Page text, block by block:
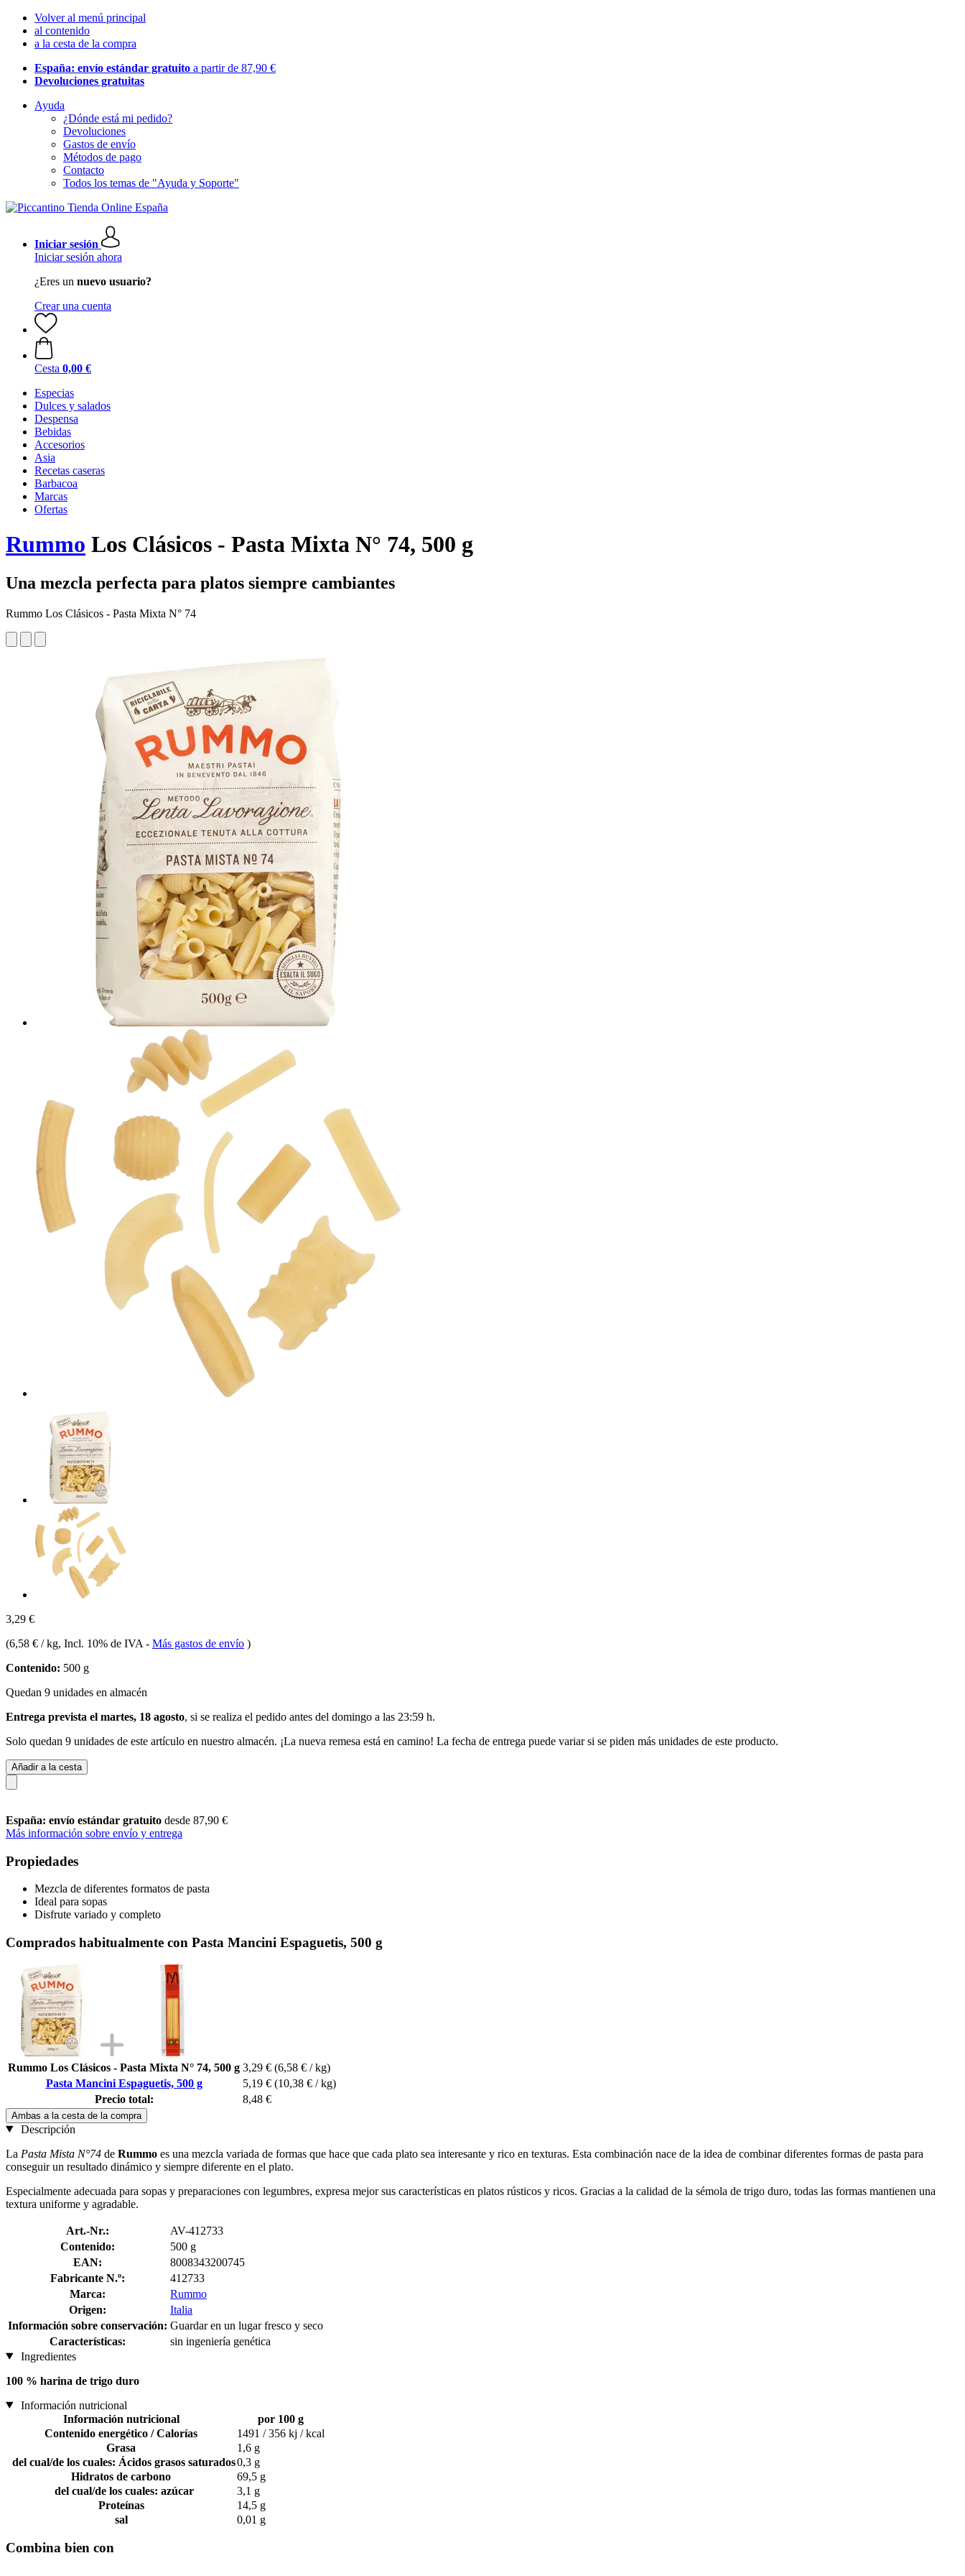
Volver al menú principal
al contenido
a la cesta de la compra
España: envío estándar gratuito a partir de 87,90 €
Devoluciones gratuitas
Ayuda
¿Dónde está mi pedido?
Devoluciones
Gastos de envío
Métodos de pago
Contacto
Todos los temas de "Ayuda y Soporte"
Iniciar sesión
Iniciar sesión ahora
¿Eres un nuevo usuario?
Crear una cuenta
Cesta 0,00 €
Especias
Dulces y salados
Despensa
Bebidas
Accesorios
Asia
Recetas caseras
Barbacoa
Marcas
Ofertas
Rummo Los Clásicos - Pasta Mixta N° 74, 500 g
Una mezcla perfecta para platos siempre cambiantes
Rummo Los Clásicos - Pasta Mixta N° 74
3,29 €
(6,58 € / kg, Incl. 10% de IVA - Más gastos de envío )
Contenido: 500 g
Quedan 9 unidades en almacén
Entrega prevista el martes, 18 agosto, si se realiza el pedido antes del domingo a las 23:59 h.
Solo quedan 9 unidades de este artículo en nuestro almacén. ¡La nueva remesa está en camino! La fecha de entrega puede variar si se piden más unidades de este producto.
Añadir a la cesta
España: envío estándar gratuito desde 87,90 €
Más información sobre envío y entrega
Propiedades
Mezcla de diferentes formatos de pasta
Ideal para sopas
Disfrute variado y completo
Comprados habitualmente con Pasta Mancini Espaguetis, 500 g
Rummo Los Clásicos - Pasta Mixta N° 74, 500 g 3,29 € (6,58 € / kg)
Pasta Mancini Espaguetis, 500 g
5,19 € (10,38 € / kg)
Precio total:
8,48 €
Ambas a la cesta de la compra
Descripción
La Pasta Mista N°74 de Rummo es una mezcla variada de formas que hace que cada plato sea interesante y rico en texturas. Esta combinación nace de la idea de combinar diferentes formas de pasta para
conseguir un resultado dinámico y siempre diferente en el plato.
Especialmente adecuada para sopas y preparaciones con legumbres, expresa mejor sus características en platos rústicos y ricos. Gracias a la calidad de la sémola de trigo duro, todas las formas mantienen una
textura uniforme y agradable.
Art.-Nr.:
AV-412733
Contenido:
500 g
EAN:
8008343200745
Fabricante N.º:
412733
Marca:
Rummo
Origen:
Italia
Información sobre conservación: Guardar en un lugar fresco y seco
Características:
sin ingeniería genética
Ingredientes
100 % harina de trigo duro
Información nutricional
Información nutricional
por 100 g
Contenido energético / Calorías
1491 / 356 kj / kcal
Grasa
1,6 g
del cual/de los cuales: Ácidos grasos saturados0,3 g
Hidratos de carbono
69,5 g
del cual/de los cuales: azúcar
3,1 g
Proteínas
14,5 g
sal
0,01 g
Combina bien con